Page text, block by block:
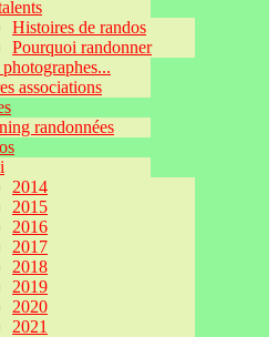
Histoires de randos
Pourquoi randonner
associations
randonnées
2014
2015
2016
2017
2018
2019
2020
2021